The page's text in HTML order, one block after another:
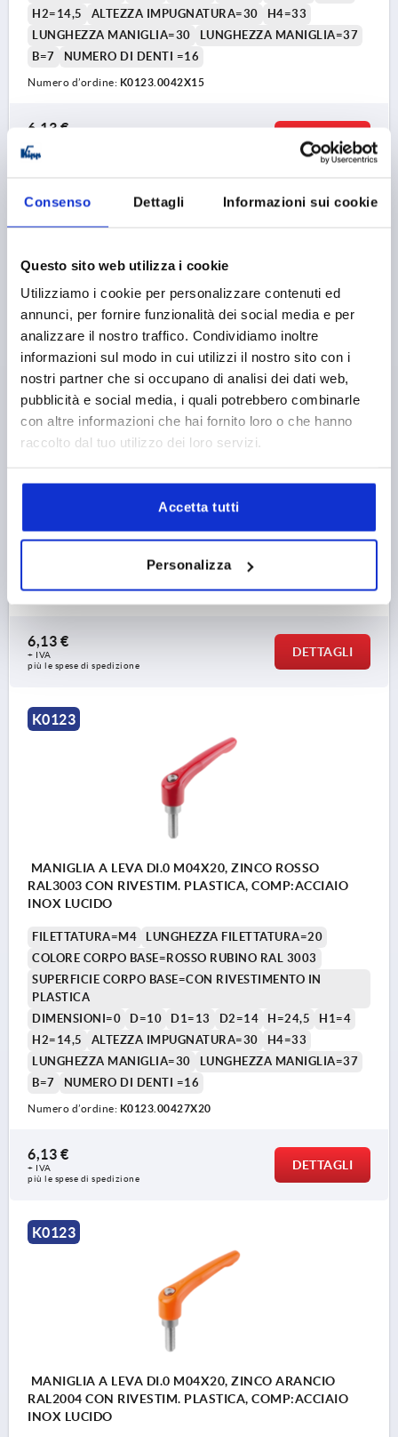
Consenso Dettagli Informazioni sui cookie
Questo sito web utilizza i cookie
Utilizziamo i cookie per personalizzare contenuti ed
annunci, per fornire funzionalità dei social media e per
analizzare il nostro traffico. Condividiamo inoltre
informazioni sul modo in cui utilizzi il nostro sito con i
nostri partner che si occupano di analisi dei dati web,
pubblicità e social media, i quali potrebbero combinarle
con altre informazioni che hai fornito loro o che hanno
raccolto dal tuo utilizzo dei loro servizi.
Accetta tutti
Personalizza
H2=14,5
ALTEZZA IMPUGNATURA=30
H4=33
LUNGHEZZA MANIGLIA=30
LUNGHEZZA MANIGLIA=37
B=7
NUMERO DI DENTI =16
Numero d’ordine: K0123.0042X15
6,13 €
più le spese di spedizione
DETTAGLI
K0123
MANIGLIA A LEVA DI.0 M04X15, ZINCO ARGENTO
METALLIZZATO CON RIVESTIM. PLASTICA,
COMP:ACCIAIO INOX LUCIDO
FILETTATURA=M4
LUNGHEZZA FILETTATURA=15
COLORE CORPO BASE=ARGENTO METALLIZZATO
PLASTICA
D=10 D1=13 D2=14
NUMERO DI DENTI =16
Numero d’ordine:K0123.0043X15
6,13 €
+ IVA
più le spese di spedizione
DETTAGLI
K0123
MANIGLIA A LEVA DI.0 M04X20, ZINCO ROSSO
RAL3003 CON RIVESTIM. PLASTICA, COMP:ACCIAIO
INOX LUCIDO
FILETTATURA=M4
LUNGHEZZA FILETTATURA=20
COLORE CORPO BASE=ROSSO RUBINO RAL 3003
SUPERFICIE CORPO BASE=CON RIVESTIMENTO IN
PLASTICA
DIMENSIONI=0
D=10 D1=13 D2=14 H=24,5
H1=4
H2=14,5
ALTEZZA IMPUGNATURA=30
H4=33
LUNGHEZZA MANIGLIA=30
LUNGHEZZA MANIGLIA=37
B=7
NUMERO DI DENTI =16
Numero d’ordine: K0123.00427X20
6,13 €
+ IVA
più le spese di spedizione
DETTAGLI
K0123
MANIGLIA A LEVA DI.0 M04X20, ZINCO ARANCIO
RAL2004 CON RIVESTIM. PLASTICA, COMP:ACCIAIO
INOX LUCIDO